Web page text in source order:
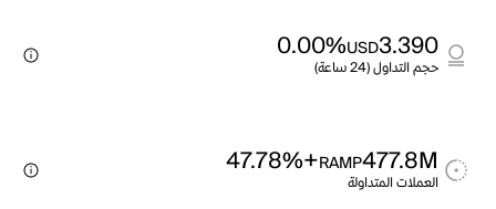
3.390
USD
0.00%
حجم التداول (24 ساعة)
477.8M
RAMP
+47.78%
العملات المتداولة